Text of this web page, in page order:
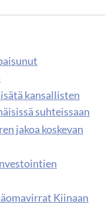
kansallisten
suhteissaan
jakoa koskevan
Kiinaan